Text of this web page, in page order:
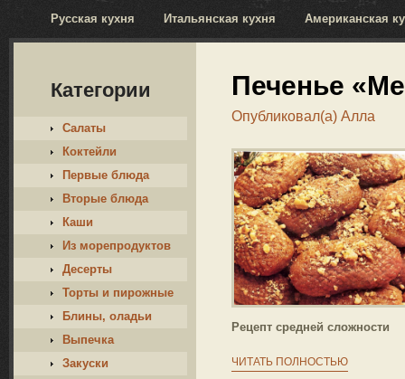
Русская кухня Итальянская кухня Американская
Категории
Салаты
Коктейли
Первые блюда
Вторые блюда
Каши
Из морепродуктов
Десерты
Торты и пирожные
Блины, оладьи
Выпечка
Закуски
Печенье
Опубликовал(а) Алла
Рецепт средней сложности
ЧИТАТЬ ПОЛНОСТЬЮ